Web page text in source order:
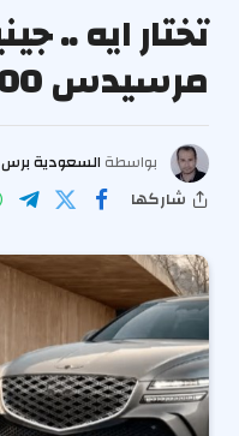
مرسيدس E 200 موديل 2026
بواسطة السعودية برس
شاركها